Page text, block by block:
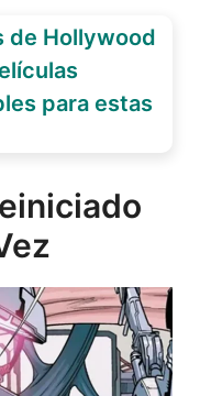
de Hollywood
para estas